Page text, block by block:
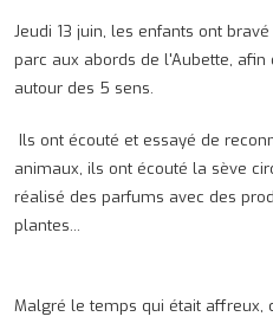
Jeudi 13 juin, les enfants ont
parc aux abords de l'Aubette,
autour des 5 sens.
Ils ont écouté et essayé de
animaux, ils ont écouté la sève
réalisé des parfums avec des
plantes...
Malgré le temps qui était affreux,